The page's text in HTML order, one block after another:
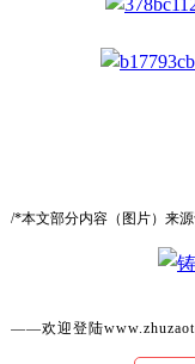
/*本文部分内容（图片）来
——欢迎登陆